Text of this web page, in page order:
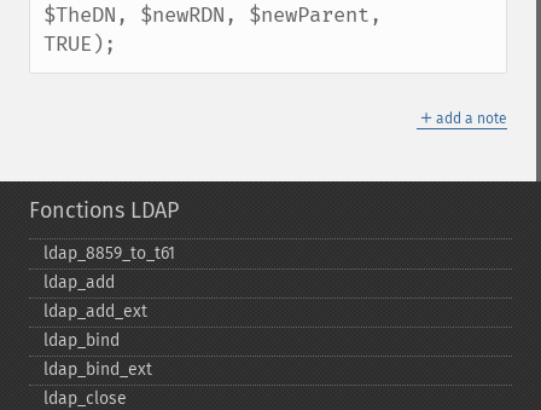
$TheDN, $newRDN, $newParent,
TRUE);
＋ add a note
Fonctions LDAP
ldap_​8859_​to_​t61
ldap_​add
ldap_​add_​ext
ldap_​bind
ldap_​bind_​ext
ldap_​close